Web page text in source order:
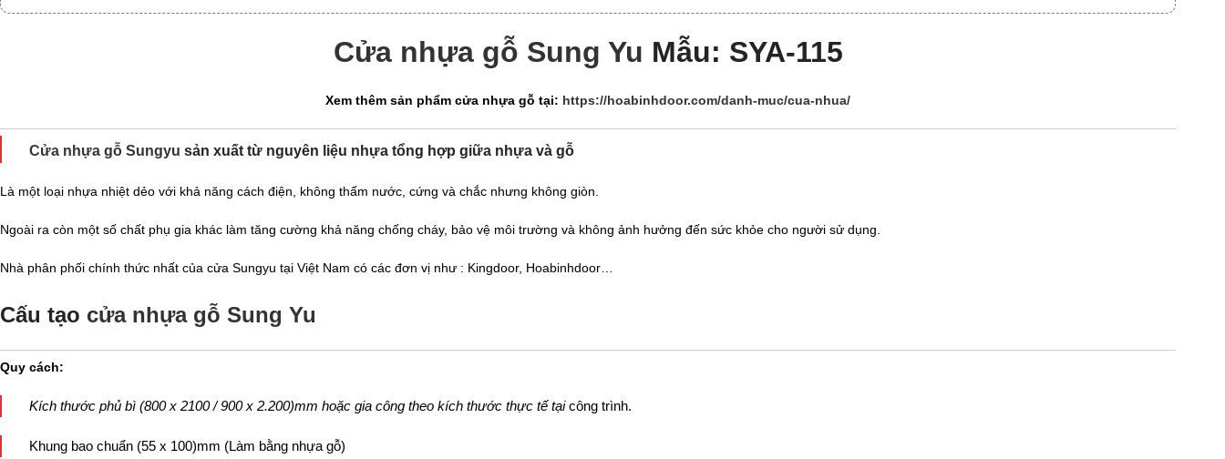
Cửa nhựa gỗ Sung Yu Mẫu: SYA-115
Xem thêm sản phẩm cửa nhựa gỗ tại: https://hoabinhdoor.com/danh-muc/cua-nhua/
Cửa nhựa gỗ Sungyu sản xuất từ nguyên liệu nhựa tổng hợp giữa nhựa và gỗ
Là một loại nhựa nhiệt dẻo với khả năng cách điện, không thấm nước, cứng và chắc nhưng không giòn.
Ngoài ra còn một số chất phụ gia khác làm tăng cường khả năng chống cháy, bảo vệ môi trường và không ảnh hưởng đến sức khỏe cho người sử dụng.
Nhà phân phối chính thức nhất của cửa Sungyu tại Việt Nam có các đơn vị như : Kingdoor, Hoabinhdoor…
Cấu tạo cửa nhựa gỗ Sung Yu
Quy cách:
Kích thước phủ bì (800 x 2100 / 900 x 2.200)mm hoặc gia công theo kích thước thực tế tạicông trình.
Khung bao chuẩn (55 x 100)mm (Làm bằng nhựa gỗ)